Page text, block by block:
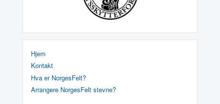
Hjem
Kontakt
Hva er NorgesFelt?
Arrangere NorgesFelt stevne?